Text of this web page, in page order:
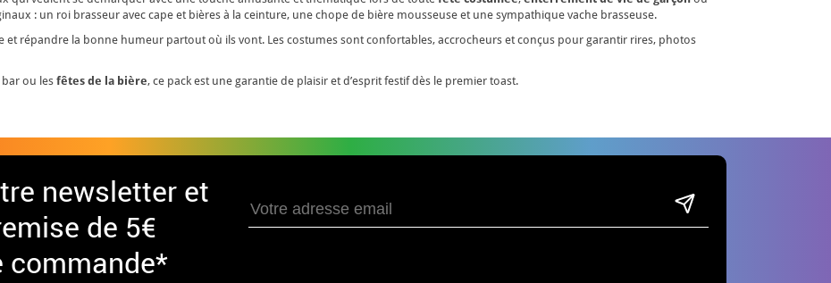
: un roi brasseur avec cape et bières à la ceinture, une chope de bière mousseuse et une sympathique vache brasseuse.
et répandre la bonne humeur partout où ils vont. Les costumes sont confortables, accrocheurs et conçus pour garantir rires, photos
ou lesfêtes de la bière, ce pack est une garantie de plaisir et d’esprit festif dès le premier toast.
newsletter et
de 5€
commande*